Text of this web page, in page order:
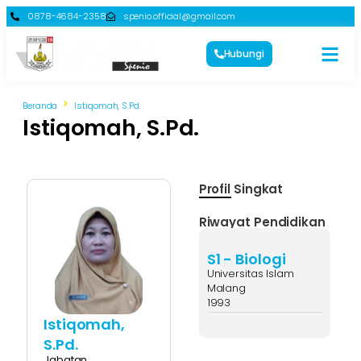
0878-4684-2358 spenio.official@gmail.com
Hubungi
Beranda Istiqomah, S.Pd.
Istiqomah, S.Pd.
Istiqomah,
S.Pd.
Profil Singkat
Riwayat Pendidikan
S1 - Biologi
Universitas Islam
Malang
1993